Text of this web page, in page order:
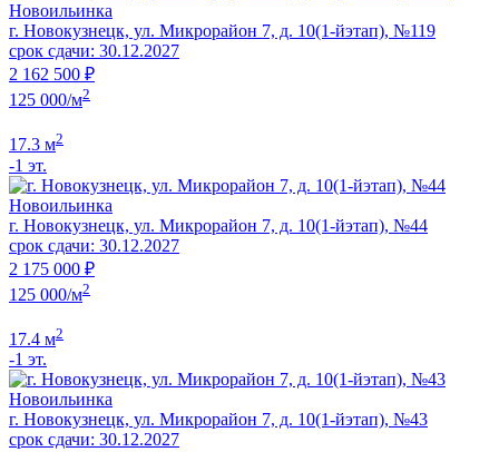
Новоильинка
г. Новокузнецк, ул. Микрорайон 7, д. 10(1-йэтап), №119
срок сдачи: 30.12.2027
2 162 500 ₽
125 000/м2
17.3 м2
-1 эт.
Новоильинка
г. Новокузнецк, ул. Микрорайон 7, д. 10(1-йэтап), №44
срок сдачи: 30.12.2027
2 175 000 ₽
125 000/м2
17.4 м2
-1 эт.
Новоильинка
г. Новокузнецк, ул. Микрорайон 7, д. 10(1-йэтап), №43
срок сдачи: 30.12.2027